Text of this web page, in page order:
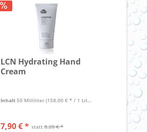
LCN Hydrating Hand
Cream
Inhalt 50 Milliliter (158,00 € * / 1 Liter)
statt 8,20 € *
7,90 € *